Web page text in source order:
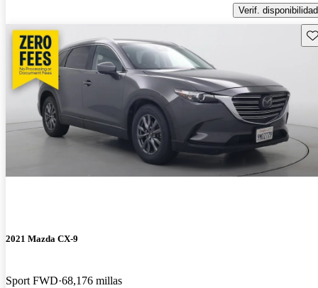
Verif. disponibilidad
2021 Mazda CX-9
Sport FWD 68,176 millas